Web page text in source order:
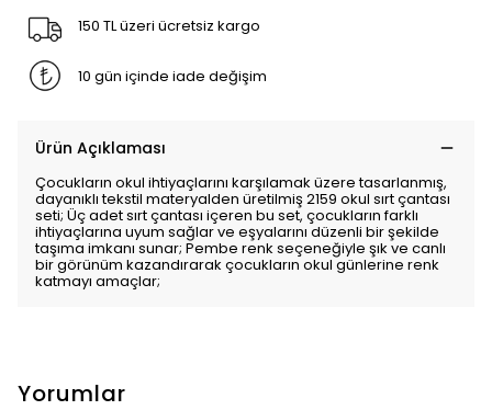
150 TL üzeri ücretsiz kargo
10 gün içinde iade değişim
Ürün Açıklaması
Çocukların okul ihtiyaçlarını karşılamak üzere tasarlanmış,
dayanıklı tekstil materyalden üretilmiş 2159 okul sırt çantası
seti; Üç adet sırt çantası içeren bu set, çocukların farklı
ihtiyaçlarına uyum sağlar ve eşyalarını düzenli bir şekilde
taşıma imkanı sunar; Pembe renk seçeneğiyle şık ve canlı
bir görünüm kazandırarak çocukların okul günlerine renk
katmayı amaçlar;
Yorumlar